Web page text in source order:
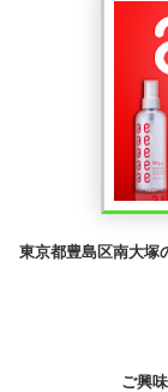
東京都豊島区南大塚
ご興